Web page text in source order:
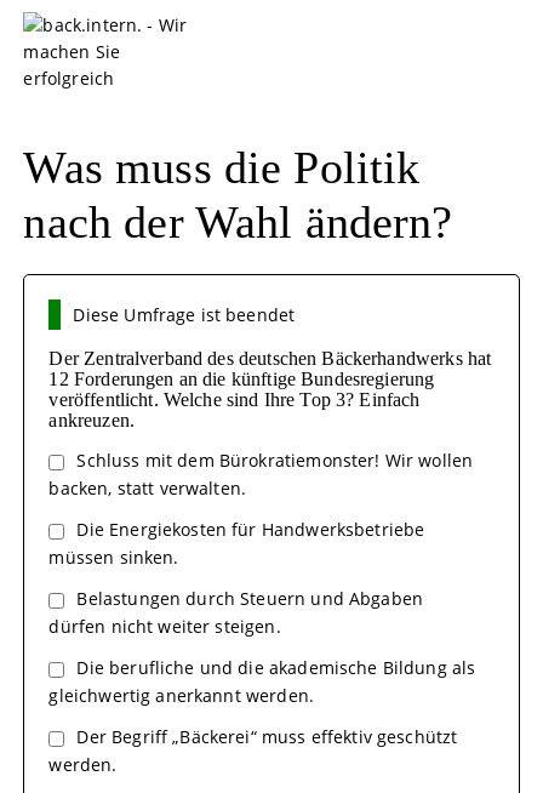
Was muss die Politik
nach der Wahl ändern?
Diese Umfrage ist beendet
Der Zentralverband des deutschen Bäckerhandwerks hat
12 Forderungen an die künftige Bundesregierung
veröffentlicht. Welche sind Ihre Top 3? Einfach
ankreuzen.
Schluss mit dem Bürokratiemonster! Wir wollen
backen, statt verwalten.
Die Energiekosten für Handwerksbetriebe
müssen sinken.
Belastungen durch Steuern und Abgaben
dürfen nicht weiter steigen.
Die berufliche und die akademische Bildung als
gleichwertig anerkannt werden.
Der Begriff „Bäckerei“ muss effektiv geschützt
werden.